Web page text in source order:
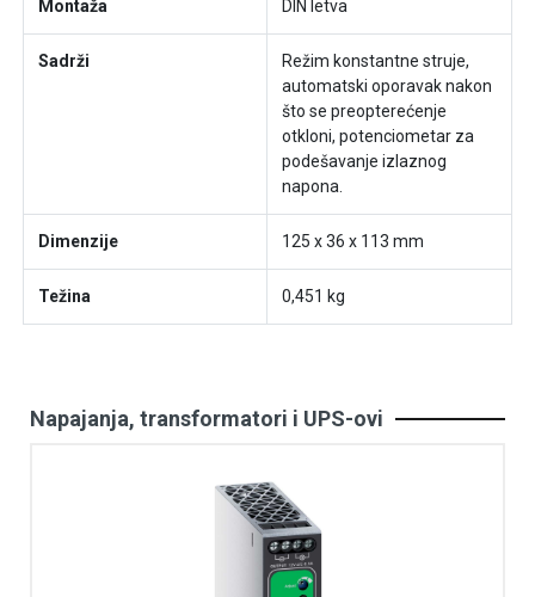
Montaža DIN letva
Sadrži
Režim konstantne struje,
automatski oporavak nakon
što se preopterećenje
otkloni, potenciometar za
podešavanje izlaznog
napona.
Dimenzije 125 x 36 x 113 mm
Težina 0,451 kg
Napajanja, transformatori i UPS-ovi